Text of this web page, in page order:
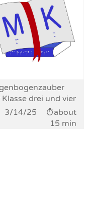
drei und vier
3/14/25
about
15 min